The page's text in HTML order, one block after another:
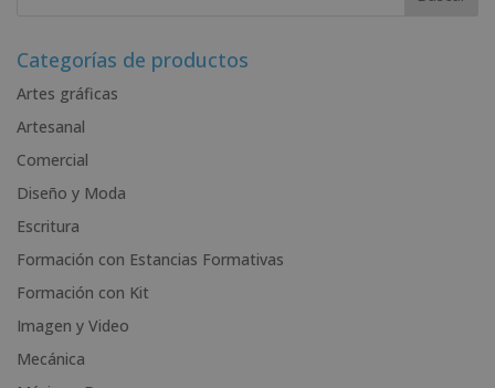
r
a
t
i
e
:
Categorías de productos
Artes gráficas
Artesanal
Comercial
Diseño y Moda
Escritura
Formación con Estancias Formativas
Formación con Kit
Imagen y Video
Mecánica